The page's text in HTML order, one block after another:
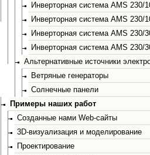
Инверторная система AMS 230/
Инверторная система AMS 230/
Инверторная система AMS 230/
Инверторная система AMS 230/
Альтернативные источники
Ветряные генераторы
Солнечные панели
Примеры наших работ
Созданные нами Web-сайты
3D-визуализация и моделирование
Проектирование